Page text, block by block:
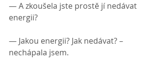
— A zkoušela jste prostě jí nedávat
energii?
— Jakou energii? Jak nedávat? –
nechápala jsem.